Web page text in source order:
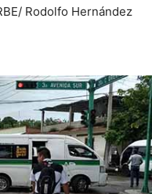
Rodolfo Hernández